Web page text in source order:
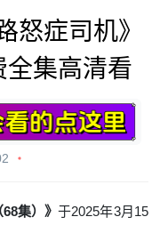
怒症司机》
全集高清看
68集）》于2025年3月15